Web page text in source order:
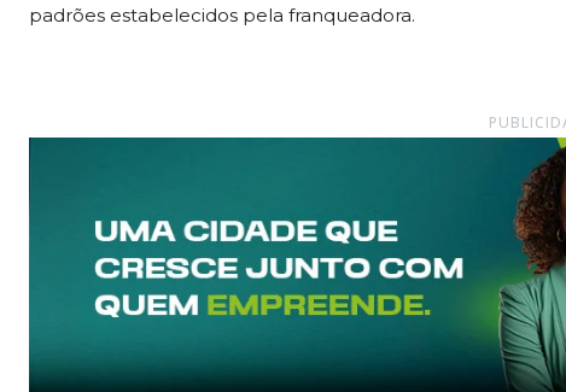
padrões estabelecidos pela franqueadora.